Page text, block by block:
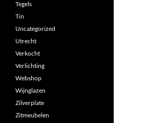
Tegels
Tin
Uncategorized
Utrecht
Verkocht
Verlichting
Webshop
Wijnglazen
Zilverplate
Zitmeubelen